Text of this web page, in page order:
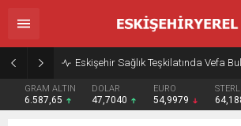
Eskişehir Sağlık Teşkilatında Vefa
GRAM ALTIN
6.587,65
DOLAR
47,7040
EURO
54,9979